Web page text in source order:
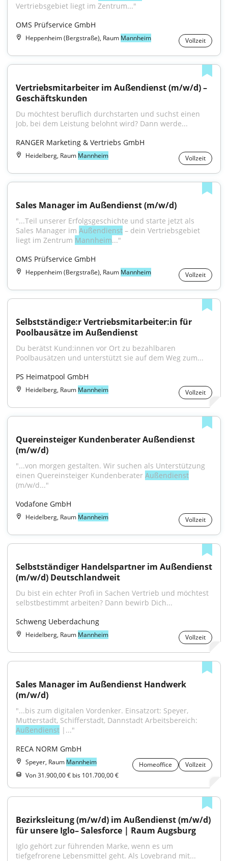
Vertriebsgebiet liegt im Zentrum..."
OMS Prüfservice GmbH
Heppenheim (Bergstraße), Raum Mannheim Vollzeit
Vertriebsmitarbeiter im Außendienst (m/w/d) –
Geschäftskunden
Du möchtest beruflich durchstarten und suchst einen
Job, bei dem Leistung belohnt wird? Dann werde...
RANGER Marketing & Vertriebs GmbH
Heidelberg, Raum Mannheim Vollzeit
Sales Manager im Außendienst (m/w/d)
"...Teil unserer Erfolgsgeschichte und starte jetzt als
Sales Manager im Außendienst – dein Vertriebsgebiet
liegt im Zentrum Mannheim..."
OMS Prüfservice GmbH
Heppenheim (Bergstraße), Raum Mannheim Vollzeit
Selbstständige:r Vertriebsmitarbeiter:in für
Poolbausätze im Außendienst
Du berätst Kund:innen vor Ort zu bezahlbaren
Poolbausätzen und unterstützt sie auf dem Weg zum...
PS Heimatpool GmbH
Heidelberg, Raum Mannheim Vollzeit
Quereinsteiger Kundenberater Außendienst
(m/w/d)
"...von morgen gestal­ten. Wir suchen als Unterstützung
einen Quereinsteiger Kundenberater Außendienst
(m/w/d..."
Vodafone GmbH
Heidelberg, Raum Mannheim Vollzeit
Selbstständiger Handelspartner im Außendienst
(m/w/d) Deutschlandweit
Du bist ein echter Profi in Sachen Vertrieb und möchtest
selbstbestimmt arbeiten? Dann bewirb Dich...
Schweng Ueberdachung
Heidelberg, Raum Mannheim Vollzeit
Sales Manager im Außendienst Handwerk
(m/w/d)
"...bis zum digitalen Vordenker. Einsatzort: Speyer,
Außendienst |..."
RECA NORM GmbH
Speyer, Raum Mannheim Homeoffice
Vollzeit
Von 31.900,00 € bis 101.700,00 €
Bezirksleitung (m/w/d) im Außendienst (m/w/d)
für unsere Iglo– Salesforce | Raum Augsburg
Iglo gehört zur führenden Marke, wenn es um
tiefgefrorene Lebensmittel geht. Als Lovebrand mit...